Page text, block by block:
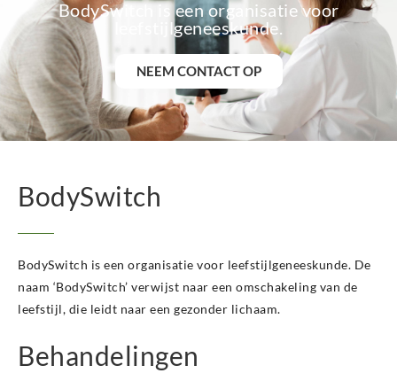
BodySwitch is een organisatie voor
leefstijlgeneeskunde.
NEEM CONTACT OP
BodySwitch
BodySwitch is een organisatie voor leefstijlgeneeskunde. De
naam ‘BodySwitch’ verwijst naar een omschakeling van de
leefstijl, die leidt naar een gezonder lichaam.
Behandelingen